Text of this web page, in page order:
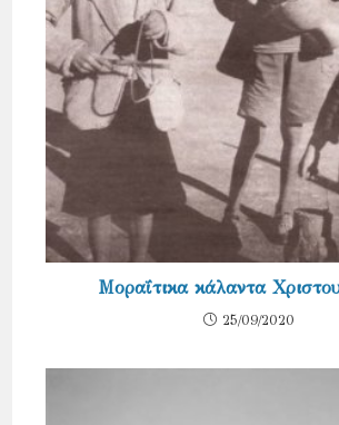
Μοραΐτικα κάλαντα
25/09/2020